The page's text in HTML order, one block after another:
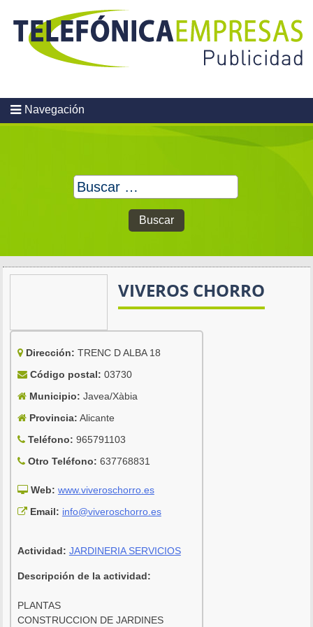
content
Navegación
Buscar:
VIVEROS CHORRO
Dirección: TRENC D ALBA 18
Código postal: 03730
Municipio: Javea/Xàbia
Provincia: Alicante
Teléfono: 965791103
Otro Teléfono: 637768831
Web: www.viveroschorro.es
Email: info@viveroschorro.es
Actividad: JARDINERIA SERVICIOS
Descripción de la actividad:
PLANTAS
CONSTRUCCION DE JARDINES